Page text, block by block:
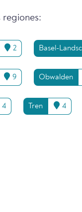
regiones:
2 Basel-
9 Obwalden
4 Tren 4